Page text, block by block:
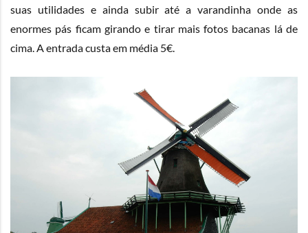
suas utilidades e ainda subir até a varandinha onde as
enormes pás ficam girando e tirar mais fotos bacanas lá de
cima. A entrada custa em média 5€.